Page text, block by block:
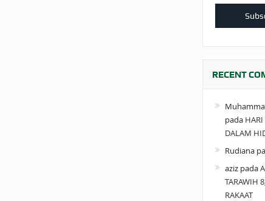
RECENT
pada HARI
DALAM
Rudiana
azizpada
TARAWIH
RAKAAT